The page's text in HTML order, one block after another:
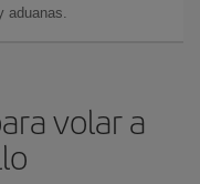
aduanas.
volar a